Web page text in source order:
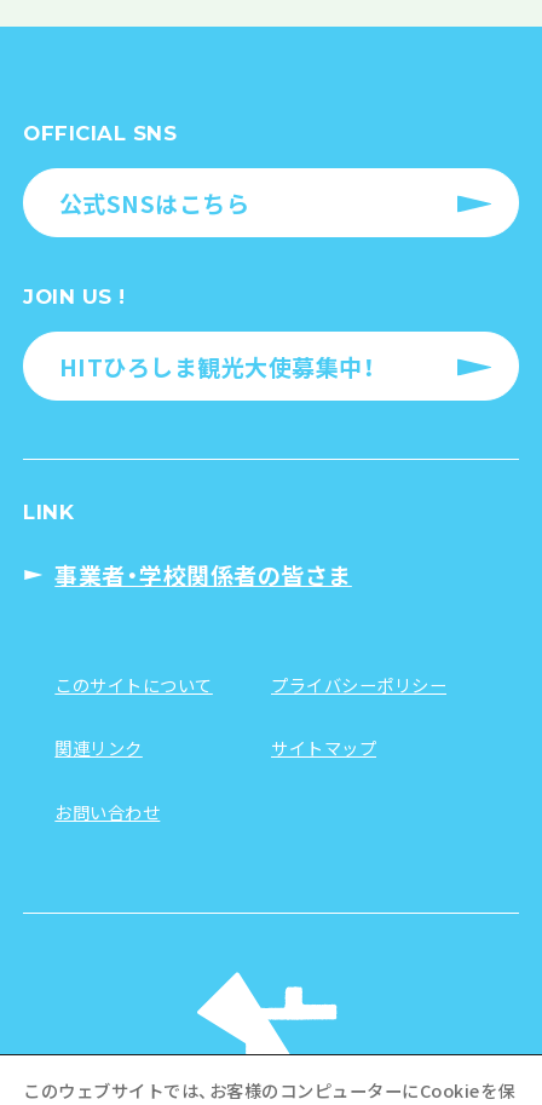
OFFICIAL SNS
公式SNSはこちら
JOIN US !
HITひろしま観光大使募集中！
LINK
事業者・学校関係者の皆さま
このサイトについて プライバシーポリシー
関連リンク サイトマップ
お問い合わせ
このウェブサイトでは、お客様のコンピューターにCookieを保